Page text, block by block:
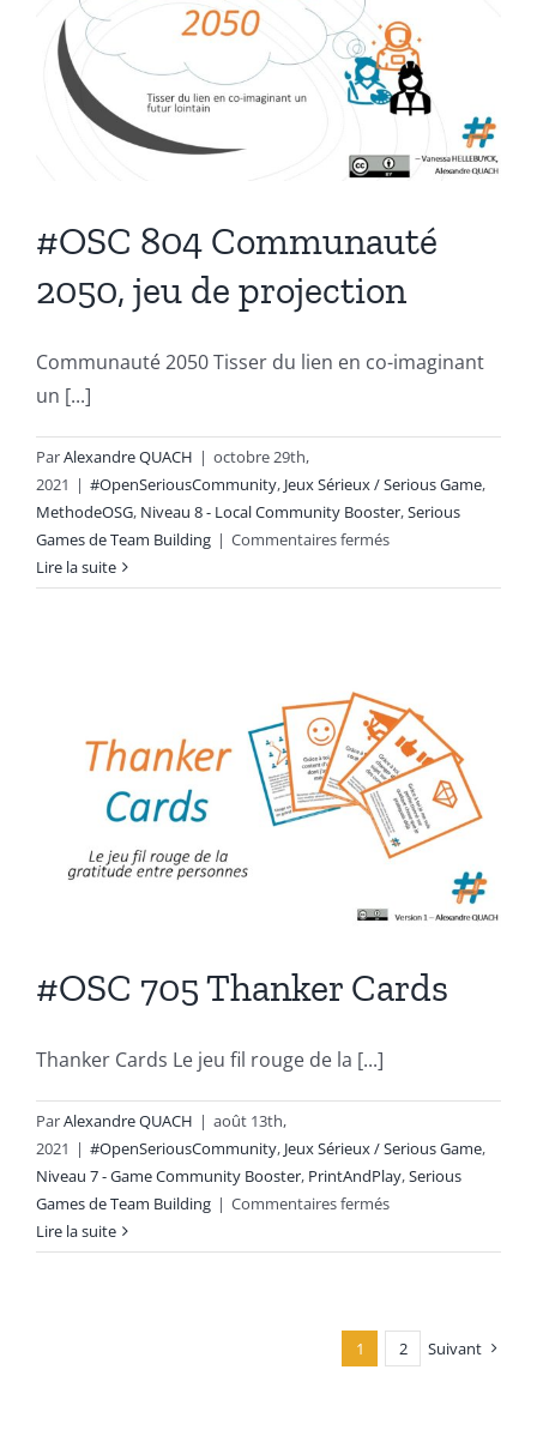
#OSC 804 Communauté
2050, jeu de projection
Communauté 2050 Tisser du lien en co-imaginant
un [...]
ParAlexandre QUACH | octobre 29th,
2021 | #OpenSeriousCommunity, Jeux Sérieux / Serious Game,
MethodeOSG, Niveau 8 - Local Community Booster,Serious
Games de Team Building | Commentaires ferméssur
804
de
projection
Lire la suite
#OSC 705 Thanker Cards
Thanker Cards Le jeu fil rouge de la [...]
ParAlexandre QUACH | août 13th,
2021 | #OpenSeriousCommunity, Jeux Sérieux / Serious Game,
Niveau 7 - Game Community Booster, PrintAndPlay,Serious
Games de Team Building | Commentaires ferméssur
705
Lire la suite
1 2 Suivant